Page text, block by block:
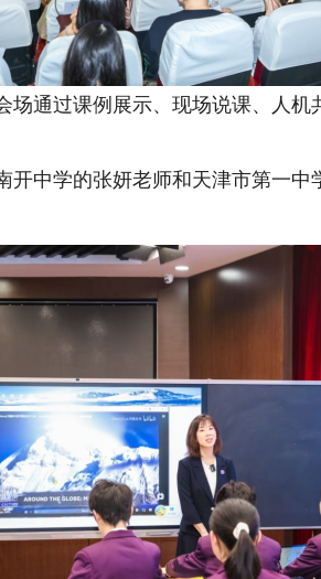
通过课例展示、现场说课、人机
中学的张妍老师和天津市第一中